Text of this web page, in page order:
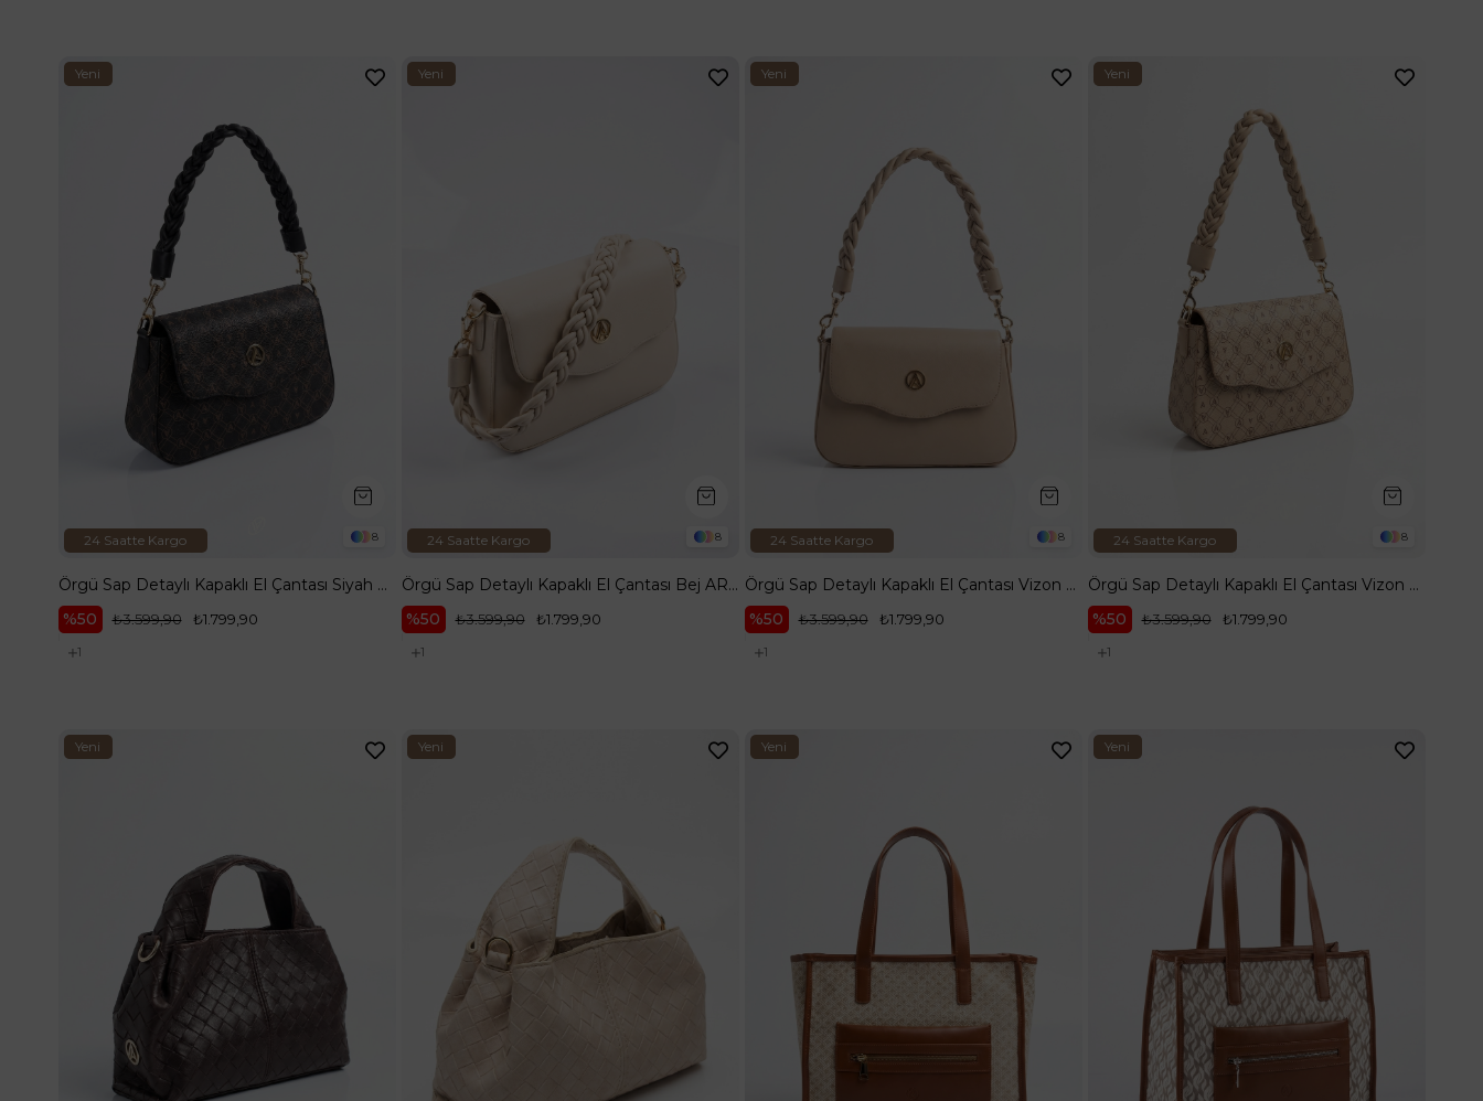
8
24 Saatte Kargo
Yeni
Örgü Sap Detaylı Kapaklı El Çantası Siyah Baskılı ARM199
%50
₺1.799,90
₺3.599,90
1
8
24 Saatte Kargo
Yeni
Örgü Sap Detaylı Kapaklı El Çantası Bej ARM199
%50
₺1.799,90
₺3.599,90
1
8
24 Saatte Kargo
Yeni
Örgü Sap Detaylı Kapaklı El Çantası Vizon ARM199
%50
₺1.799,90
₺3.599,90
1
8
24 Saatte Kargo
Yeni
Örgü Sap Detaylı Kapaklı El Çantası Vizon Baskılı ARM199
%50
₺1.799,90
₺3.599,90
1
Yeni
Yeni
Yeni
Yeni